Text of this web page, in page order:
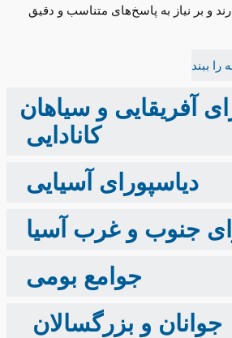
و بر نیاز به پاسخ‌های متناسب و دقیق
را ببند
آفریقایی و سیاهان
کانادایی
دیاسپورای آسیایی
جنوب و غرب آسیا
جوامع بومی
جوانان و بزرگسالان